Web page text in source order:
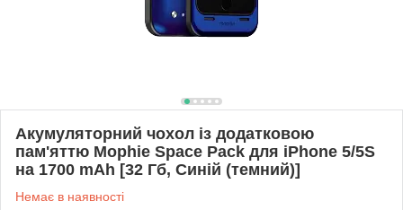
Акумуляторний чохол із додатковою
пам'яттю Mophie Space Pack для iPhone 5/5S
на 1700 mAh [32 Гб, Синій (темний)]
Немає в наявності